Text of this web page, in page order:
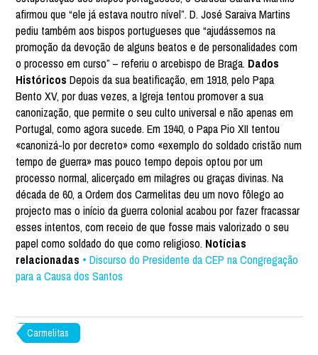
afirmou que “ele já estava noutro nível”. D. José Saraiva Martins
pediu também aos bispos portugueses que “ajudássemos na
promoção da devoção de alguns beatos e de personalidades com
o processo em curso” – referiu o arcebispo de Braga. Dados
Históricos Depois da sua beatificação, em 1918, pelo Papa
Bento XV, por duas vezes, a Igreja tentou promover a sua
canonização, que permite o seu culto universal e não apenas em
Portugal, como agora sucede. Em 1940, o Papa Pio XII tentou
«canonizá-lo por decreto» como «exemplo do soldado cristão num
tempo de guerra» mas pouco tempo depois optou por um
processo normal, alicerçado em milagres ou graças divinas. Na
década de 60, a Ordem dos Carmelitas deu um novo fôlego ao
projecto mas o início da guerra colonial acabou por fazer fracassar
esses intentos, com receio de que fosse mais valorizado o seu
papel como soldado do que como religioso. Notícias
relacionadas • Discurso do Presidente da CEP na Congregação
para a Causa dos Santos
Carmelitas